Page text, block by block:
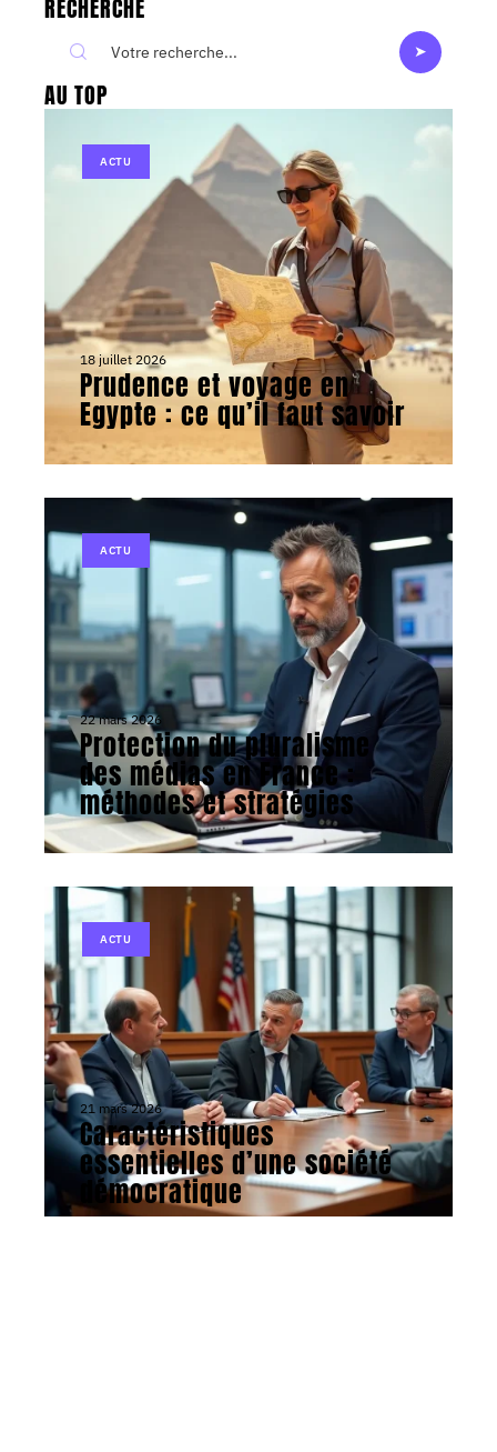
RECHERCHE
AU TOP
ACTU
18 juillet 2026
Prudence et voyage en
Egypte : ce qu’il faut savoir
ACTU
22 mars 2026
Protection du pluralisme
des médias en France :
méthodes et stratégies
ACTU
21 mars 2026
Caractéristiques
essentielles d’une société
démocratique